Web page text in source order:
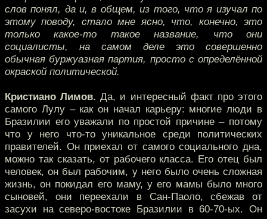
слов понял, да и, в общем, из того, что я изучал по
этому поводу, стало мне ясно, что, конечно, это
только какое-то такое название, что они
социалисты, на самом деле это совершенно
обычная буржуазная партия, просто с определённой
окраской политической.
Кристиано Лимов. Да, и интересный факт про этого
самого Лулу – как он начал карьеру: многие люди в
Бразилии его уважали по простой причине – потому
что у него что-то уникальное среди политических
правителей. Он приехал от самого социального дна,
можно так сказать, от рабочего класса. Его отец был
человек, он был рабочим, у него было очень сложная
жизнь, он покидал его маму, у его мамы было много
сыновей, они переехали в Сан-Паоло, сбежав от
засухи на северо-востоке Бразилии в 60-70-ых. Он